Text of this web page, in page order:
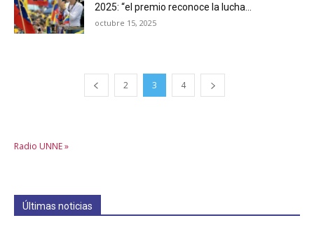
2025: “el premio reconoce la lucha...
octubre 15, 2025
2 3 4
Radio UNNE »
Últimas noticias